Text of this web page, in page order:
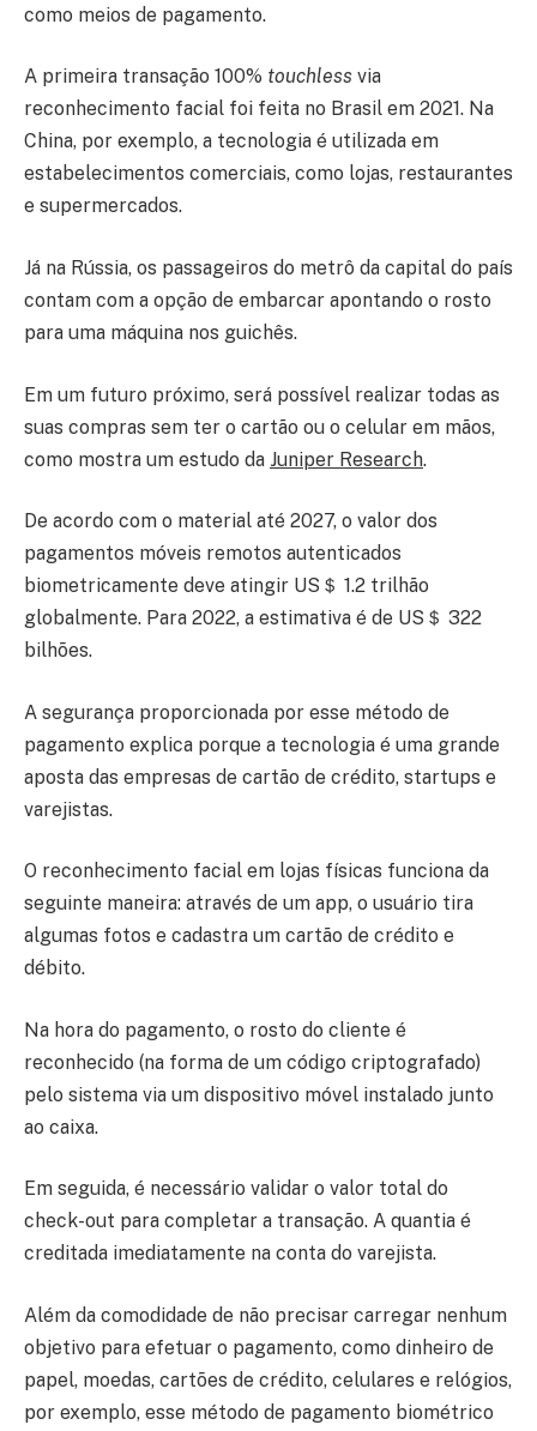
como meios de pagamento.
A primeira transação 100% touchless via
reconhecimento facial foi feita no Brasil em 2021. Na
China, por exemplo, a tecnologia é utilizada em
estabelecimentos comerciais, como lojas, restaurantes
e supermercados.
Já na Rússia, os passageiros do metrô da capital do país
contam com a opção de embarcar apontando o rosto
para uma máquina nos guichês.
Em um futuro próximo, será possível realizar todas as
suas compras sem ter o cartão ou o celular em mãos,
como mostra um estudo da Juniper Research.
De acordo com o material até 2027, o valor dos
pagamentos móveis remotos autenticados
biometricamente deve atingir US＄ 1.2 trilhão
globalmente. Para 2022, a estimativa é de US＄ 322
bilhões.
A segurança proporcionada por esse método de
pagamento explica porque a tecnologia é uma grande
aposta das empresas de cartão de crédito, startups e
varejistas.
O reconhecimento facial em lojas físicas funciona da
seguinte maneira: através de um app, o usuário tira
algumas fotos e cadastra um cartão de crédito e
débito.
Na hora do pagamento, o rosto do cliente é
reconhecido (na forma de um código criptografado)
pelo sistema via um dispositivo móvel instalado junto
ao caixa.
Em seguida, é necessário validar o valor total do
check-out para completar a transação. A quantia é
creditada imediatamente na conta do varejista.
Além da comodidade de não precisar carregar nenhum
objetivo para efetuar o pagamento, como dinheiro de
papel, moedas, cartões de crédito, celulares e relógios,
por exemplo, esse método de pagamento biométrico